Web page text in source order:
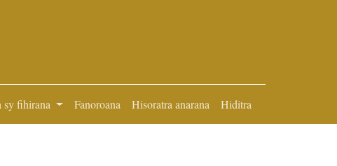
sy fihirana Fanoroana Hisoratra anarana Hiditra